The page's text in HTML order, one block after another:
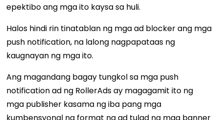
epektibo ang mga ito kaysa sa huli.
Halos hindi rin tinatablan ng mga ad blocker ang mga
push notification, na lalong nagpapataas ng
kaugnayan ng mga ito.
Ang magandang bagay tungkol sa mga push
notification ad ng RollerAds ay magagamit ito ng
mga publisher kasama ng iba pang mga